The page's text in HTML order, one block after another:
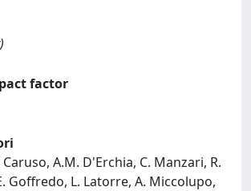
factor
A.M. D'Erchia, C. Manzari, R.
Goffredo, L. Latorre, A. Miccolupo,